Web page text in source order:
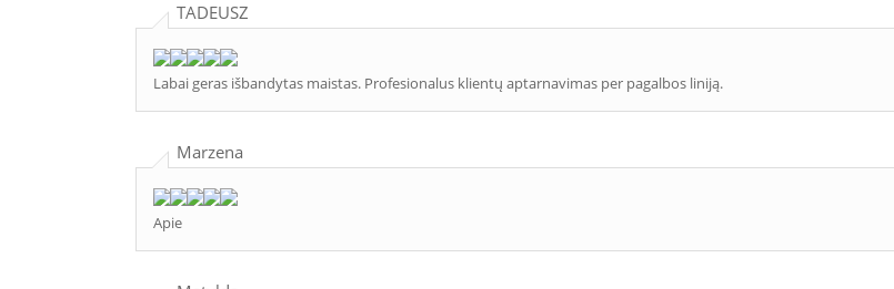
TADEUSZ
Labai geras išbandytas maistas. Profesionalus klientų aptarnavimas per pagalbos liniją.
Marzena
Apie